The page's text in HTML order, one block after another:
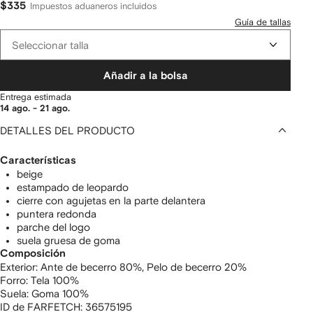
$335
Impuestos aduaneros incluidos
Guía de tallas
Seleccionar talla
Añadir a la bolsa
Entrega estimada
14 ago. - 21 ago.
DETALLES DEL PRODUCTO
Características
beige
estampado de leopardo
cierre con agujetas en la parte delantera
puntera redonda
parche del logo
suela gruesa de goma
Composición
Exterior: Ante de becerro 80%, Pelo de becerro 20%
Forro: Tela 100%
Suela: Goma 100%
ID de FARFETCH: 36575195